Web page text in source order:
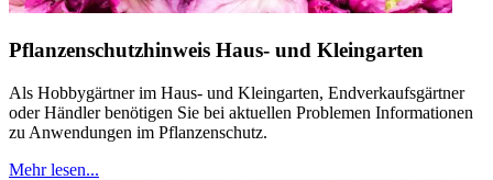
Pflanzenschutzhinweis Haus- und Kleingarten
Als Hobbygärtner im Haus- und Kleingarten, Endverkaufsgärtner
oder Händler benötigen Sie bei aktuellen Problemen Informationen
zu Anwendungen im Pflanzenschutz.
Mehr lesen...